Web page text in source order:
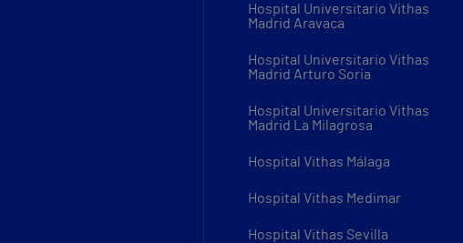
Hospital Universitario Vithas
Madrid Aravaca
Hospital Universitario Vithas
Madrid Arturo Soria
Hospital Universitario Vithas
Madrid La Milagrosa
Hospital Vithas Málaga
Hospital Vithas Medimar
Hospital Vithas Sevilla